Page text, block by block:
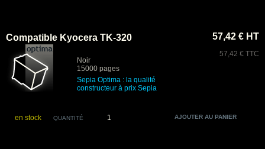
Compatible Kyocera TK-320
Noir
15000 pages
Sepia Optima : la qualité
constructeur à prix Sepia
57,42 € HT
57,42 € TTC
en stock QUANTITÉ